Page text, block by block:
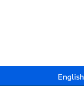
English